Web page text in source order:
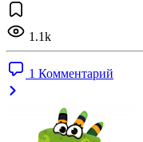
1.1k
1 Комментарий